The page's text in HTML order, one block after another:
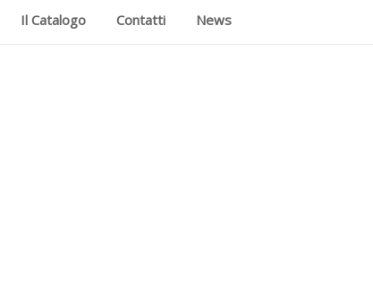
Il Catalogo Contatti News